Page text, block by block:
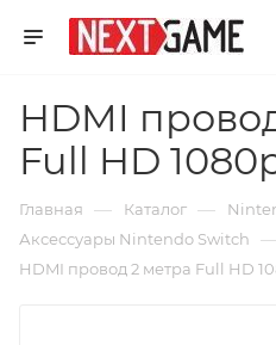
HDMI
Full HD
Главная — Каталог —
Аксессуары Nintendo Switch
HDMI провод 2 метра Full HD